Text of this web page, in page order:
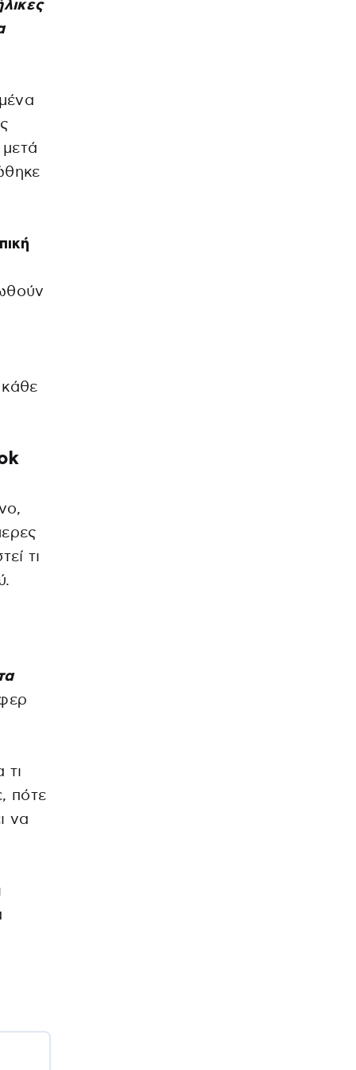
τι
πότε
να